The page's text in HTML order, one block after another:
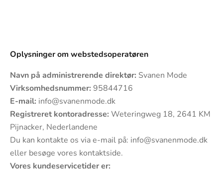
Oplysninger om webstedsoperatøren
Navn på administrerende direktør: Svanen Mode
Virksomhedsnummer: 95844716
E-mail: info@svanenmode.dk
Registreret kontoradresse: Weteringweg 18, 2641 KM
Pijnacker, Nederlandene
Du kan kontakte os via e-mail på: info@svanenmode.dk
eller besøge vores kontaktside.
Vores kundeservicetider er: